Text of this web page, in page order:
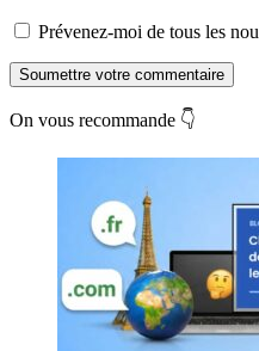
Prévenez-moi de tous les
Soumettre votre commentaire
On vous recommande 👇